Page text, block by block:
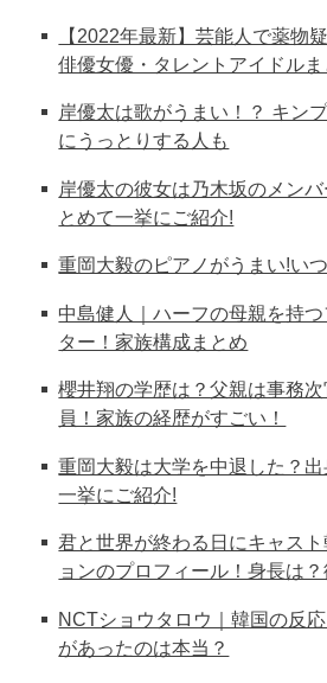
【2022年最新】芸能人で薬物
俳優女優・タレントアイドルま
岸優太は歌がうまい！？ キン
にうっとりする人も
岸優太の彼女は乃木坂のメン
とめて一挙にご紹介!
重岡大毅のピアノがうまい!い
中島健人｜ハーフの母親を持
ター！家族構成まとめ
櫻井翔の学歴は？父親は事務
員！家族の経歴がすごい！
重岡大毅は大学を中退した？
一挙にご紹介!
君と世界が終わる日にキャス
ョンのプロフィール！身長は
NCTショウタロウ｜韓国の反
があったのは本当？